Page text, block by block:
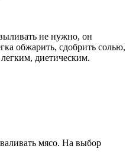
не нужно, он
обжарить, сдобрить солью,
диетическим.
мясо. На выбор